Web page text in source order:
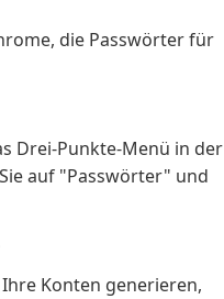
die Passwörter für
Drei-Punkte-Menü in der
auf "Passwörter" und
Konten generieren,